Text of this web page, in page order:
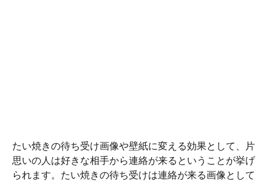
たい焼きの待ち受け画像や壁紙に変える効果として、片
思いの人は好きな相手から連絡が来るということが挙げ
られます。たい焼きの待ち受けは連絡が来る画像として